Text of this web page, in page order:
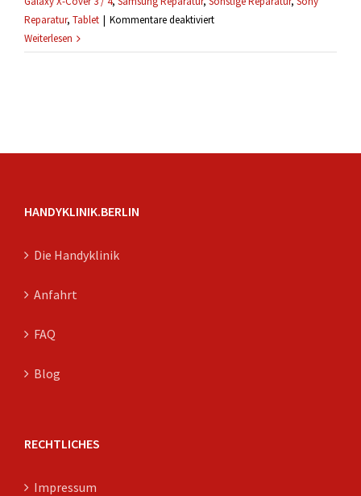
Reparatur, Tablet | Kommentare deaktiviertfür
lang
Weiterlesen
HANDYKLINIK.BERLIN
Die Handyklinik
Anfahrt
FAQ
Blog
RECHTLICHES
Impressum